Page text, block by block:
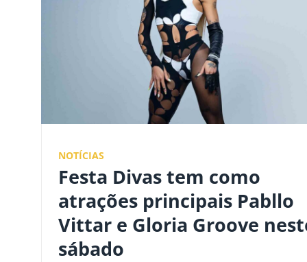
NOTÍCIAS
Festa Divas tem como
atrações principais Pabllo
Vittar e Gloria Groove
sábado